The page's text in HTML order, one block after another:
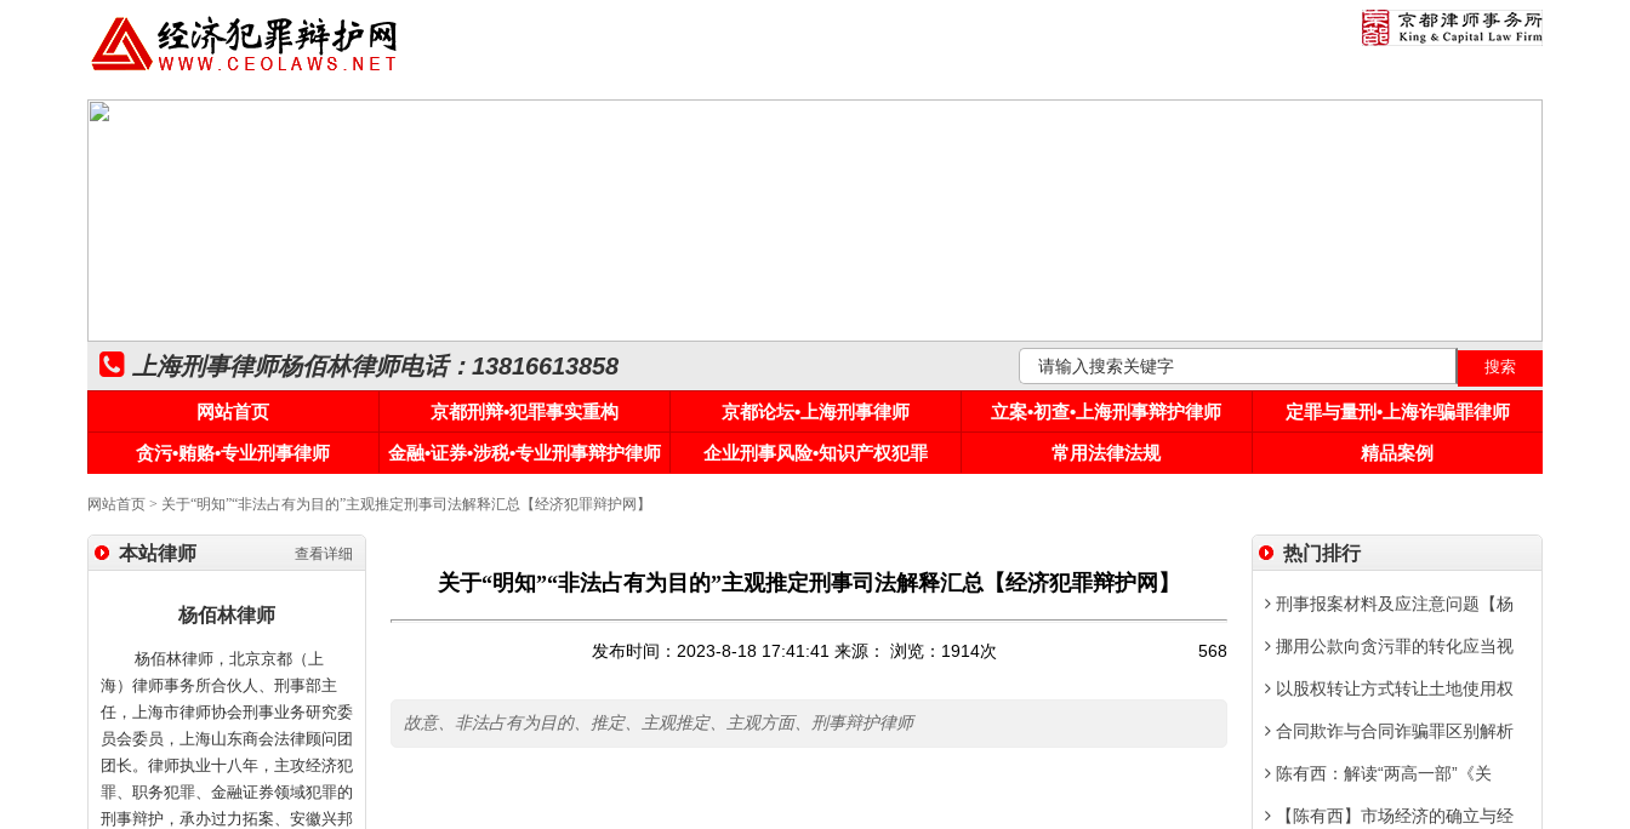
上海刑事律师杨佰林律师电话：13816613858
网站首页 京都刑辩•犯罪事实重构 京都论坛•上海刑事律师 立案•初查•上海刑事辩护律师
定罪与量刑•上海诈骗罪律师
贪污•贿赂•专业刑事律师
金融•证券•涉税•专业刑事辩护律师 企业刑事风险•知识产权犯罪 常用法律法规 精品案例
网站首页 > 关于“明知”“非法占有为目的”主观推定刑事司法解释汇总【经济犯罪辩护网】
查看详细
本站律师
杨佰林律师
杨佰林律师，北京京都（上
海）律师事务所合伙人、刑事部主
任，上海市律师协会刑事业务研究委
员会委员，上海山东商会法律顾问团
团长。律师执业十八年，主攻经济犯
罪、职务犯罪、金融证券领域犯罪的
刑事辩护，承办过力拓案、安徽兴邦
关于“明知”“非法占有为目的”主观推定刑事司法解释汇总【经济犯罪辩护网】
发布时间：2023-8-18 17:41:41 来源： 浏览： 1914次 568
故意、非法占有为目的、推定、主观推定、主观方面、刑事辩护律师
热门排行
刑事报案材料及应注意问题【杨
挪用公款向贪污罪的转化应当视
以股权转让方式转让土地使用权
合同欺诈与合同诈骗罪区别解析
陈有西：解读“两高一部”《关
【陈有西】市场经济的确立与经